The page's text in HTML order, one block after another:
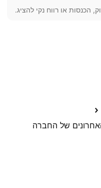
הכנסות או רווח נקי להציג.
של החברה